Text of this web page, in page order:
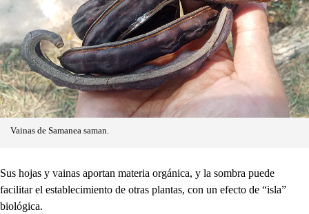
Vainas de Samanea saman.
Sus hojas y vainas aportan materia orgánica, y la sombra puede
facilitar el establecimiento de otras plantas, con un efecto de “isla”
biológica.